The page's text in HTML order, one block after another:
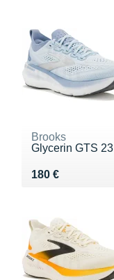
Brooks
Glycerin GTS 23
180 €
Vendu 180 €